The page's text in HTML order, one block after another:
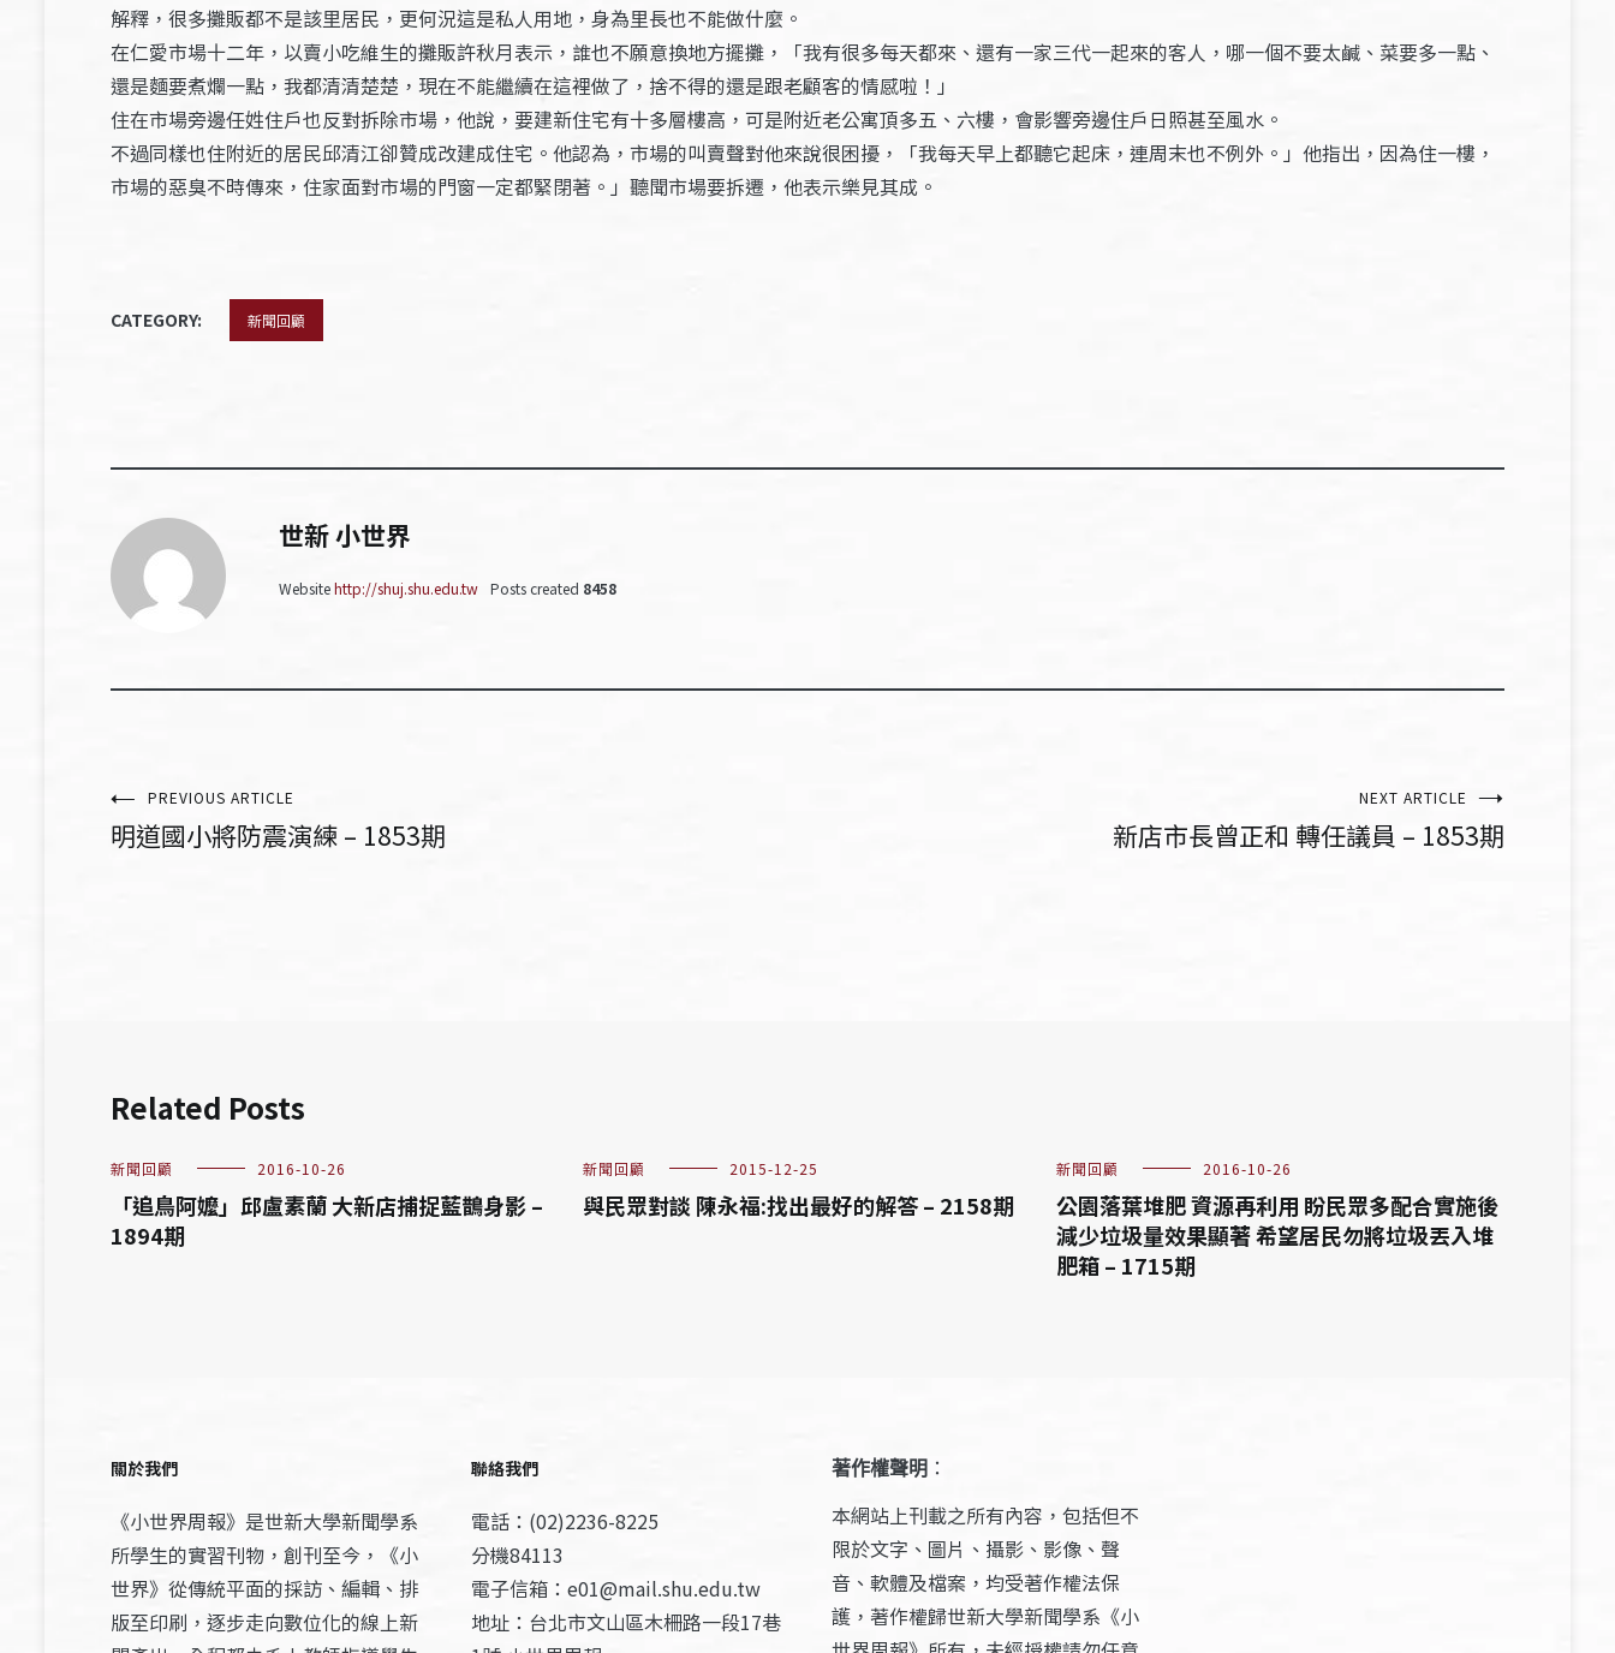
解釋，很多攤販都不是該里居民，更何況這是私人用地，身為里長也不能做什麼。
在仁愛市場十二年，以賣小吃維生的攤販許秋月表示，誰也不願意換地方擺攤，「我有很多每天都來、還有一家三代一起來的客人，哪一個不要太鹹、菜要多一點、
還是麵要煮爛一點，我都清清楚楚，現在不能繼續在這裡做了，捨不得的還是跟老顧客的情感啦！」
住在市場旁邊任姓住戶也反對拆除市場，他說，要建新住宅有十多層樓高，可是附近老公寓頂多五、六樓，會影響旁邊住戶日照甚至風水。
不過同樣也住附近的居民邱清江卻贊成改建成住宅。他認為，市場的叫賣聲對他來說很困擾，「我每天早上都聽它起床，連周末也不例外。」他指出，因為住一樓，
市場的惡臭不時傳來，住家面對市場的門窗一定都緊閉著。」聽聞市場要拆遷，他表示樂見其成。
CATEGORY: 新聞回顧
世新 小世界
Websitehttp://shuj.shu.edu.tw Posts created 8458
文PREVIOUS ARTICLE
明道國小將防震演練 – 1853期
NEXT ARTICLE
新店市長曾正和 轉任議員 – 1853期
Related Posts
新聞回顧 2016-10-26
「追鳥阿嬤」邱盧素蘭 大新店捕捉藍鵲身影 –
1894期
新聞回顧 2015-12-25
與民眾對談 陳永福:找出最好的解答 – 2158期
新聞回顧 2016-10-26
公園落葉堆肥 資源再利用 盼民眾多配合實施後
減少垃圾量效果顯著 希望居民勿將垃圾丟入堆
肥箱 – 1715期
關於我們
《小世界周報》是世新大學新聞學系
所學生的實習刊物，創刊至今，《小
世界》從傳統平面的採訪、編輯、排
版至印刷，逐步走向數位化的線上新
聯絡我們
電話：(02)2236-8225
分機84113
電子信箱：e01@mail.shu.edu.tw
地址：台北市文山區木柵路一段17巷
著作權聲明 ：
本網站上刊載之所有內容，包括但不
限於文字、圖片、攝影、影像、聲
音、軟體及檔案，均受著作權法保
護，著作權歸世新大學新聞學系《小